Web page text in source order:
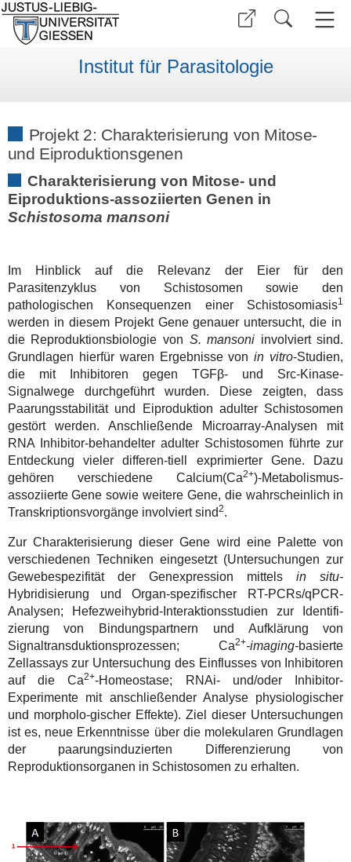
Institut für Parasitologie
Projekt 2: Charakterisierung von Mitose-
und Eiproduktionsgenen
Charakterisierung von Mitose- und
Eiproduktions-assoziierten Genen in
Schistosoma mansoni
Im Hinblick auf die Relevanz der Eier für den
Parasitenzyklus von Schistosomen sowie den
pathologischen Konsequenzen einer Schistosomiasis1
werden in diesem Projekt Gene genauer untersucht, die in
die Reproduktionsbiologie von S. mansoni involviert sind.
Grundlagen hierfür waren Ergebnisse vonin vitro-Studien,
die mit Inhibitoren gegen TGFβ- und Src-Kinase-
Signalwege durchgeführt wurden. Diese zeigten, dass
Paarungsstabilität und Eiproduktion adulter Schistosomen
gestört werden. Anschließende Microarray-Analysen mit
RNA Inhibitor-behandelter adulter Schistosomen führte zur
Entdeckung vieler differen-tiell exprimierter Gene. Dazu
gehören verschiedene Calcium(Ca2+)-Metabolismus-
assoziierte Gene sowie weitere Gene, die wahrscheinlich in
Transkriptionsvorgänge involviert sind2.
Zur Charakterisierung dieser Gene wird eine Palette von
verschiedenen Techniken eingesetzt (Untersuchungen zur
Gewebespezifität der Genexpression mittelsin situ-
Hybridisierung und Organ-spezifischer RT-PCRs/qPCR-
Analysen; Hefezweihybrid-Interaktionsstudien zur Identifi-
zierung von Bindungspartnern und Aufklärung von
Signaltransduktionsprozessen;Ca2+-imaging-basierte
Zellassayszur Untersuchung des Einflusses von Inhibitoren
auf die Ca2+-Homeostase; RNAi- und/oder Inhibitor-
Experimente mit anschließender Analyse physiologischer
und morpholo-gischer Effekte). Ziel dieser Untersuchungen
ist es, neue Erkenntnisse über die molekularen Grundlagen
der paarungsinduzierten Differenzierung von
Reproduktionsorganen in Schistosomen zu erhalten.